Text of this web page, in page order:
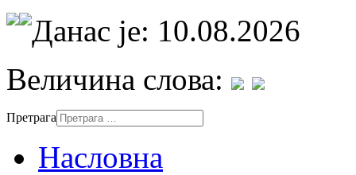
Данас је: 10.08.2026
Величина слова:
Претрага
Насловна